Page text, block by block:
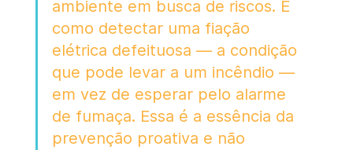
ambiente em busca de riscos. É
como detectar uma fiação
elétrica defeituosa — a condição
que pode levar a um incêndio —
em vez de esperar pelo alarme
de fumaça. Essa é a essência da
prevenção proativa e não